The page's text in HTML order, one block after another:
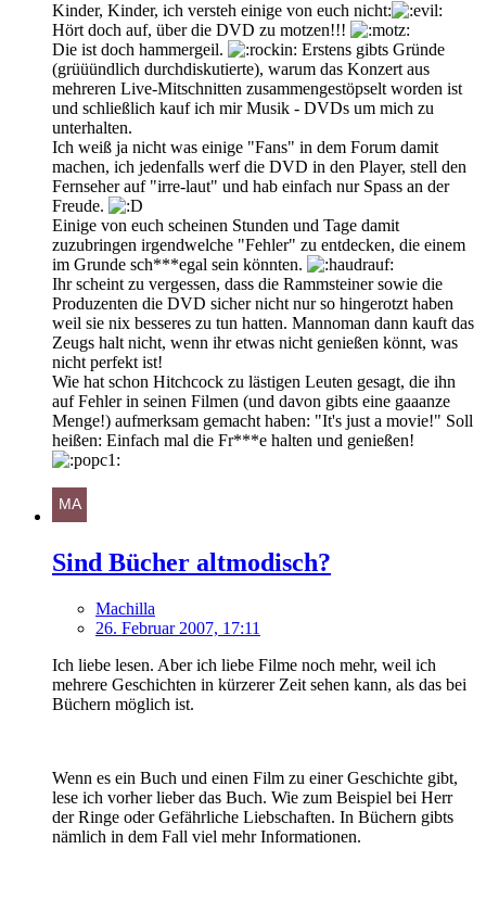
Kinder, Kinder, ich versteh einige von euch nicht:
Hört doch auf, über die DVD zu motzen!!!
Die ist doch hammergeil.
Erstens gibts Gründe
(grüüündlich durchdiskutierte), warum das Konzert aus
mehreren Live-Mitschnitten zusammengestöpselt worden ist
und schließlich kauf ich mir Musik - DVDs um mich zu
unterhalten.
Ich weiß ja nicht was einige "Fans" in dem Forum damit
machen, ich jedenfalls werf die DVD in den Player, stell den
Fernseher auf "irre-laut" und hab einfach nur Spass an der
Freude.
Einige von euch scheinen Stunden und Tage damit
zuzubringen irgendwelche "Fehler" zu entdecken, die einem
im Grunde sch***egal sein könnten.
Ihr scheint zu vergessen, dass die Rammsteiner sowie die
Produzenten die DVD sicher nicht nur so hingerotzt haben
weil sie nix besseres zu tun hatten. Mannoman dann kauft das
Zeugs halt nicht, wenn ihr etwas nicht genießen könnt, was
nicht perfekt ist!
Wie hat schon Hitchcock zu lästigen Leuten gesagt, die ihn
auf Fehler in seinen Filmen (und davon gibts eine gaaanze
Menge!) aufmerksam gemacht haben: "It's just a movie!" Soll
heißen: Einfach mal die Fr***e halten und genießen!
Sind Bücher altmodisch?
Machilla
26. Februar 2007, 17:11
Ich liebe lesen. Aber ich liebe Filme noch mehr, weil ich
mehrere Geschichten in kürzerer Zeit sehen kann, als das bei
Büchern möglich ist.
Wenn es ein Buch und einen Film zu einer Geschichte gibt,
lese ich vorher lieber das Buch. Wie zum Beispiel bei Herr
der Ringe oder Gefährliche Liebschaften. In Büchern gibts
nämlich in dem Fall viel mehr Informationen.